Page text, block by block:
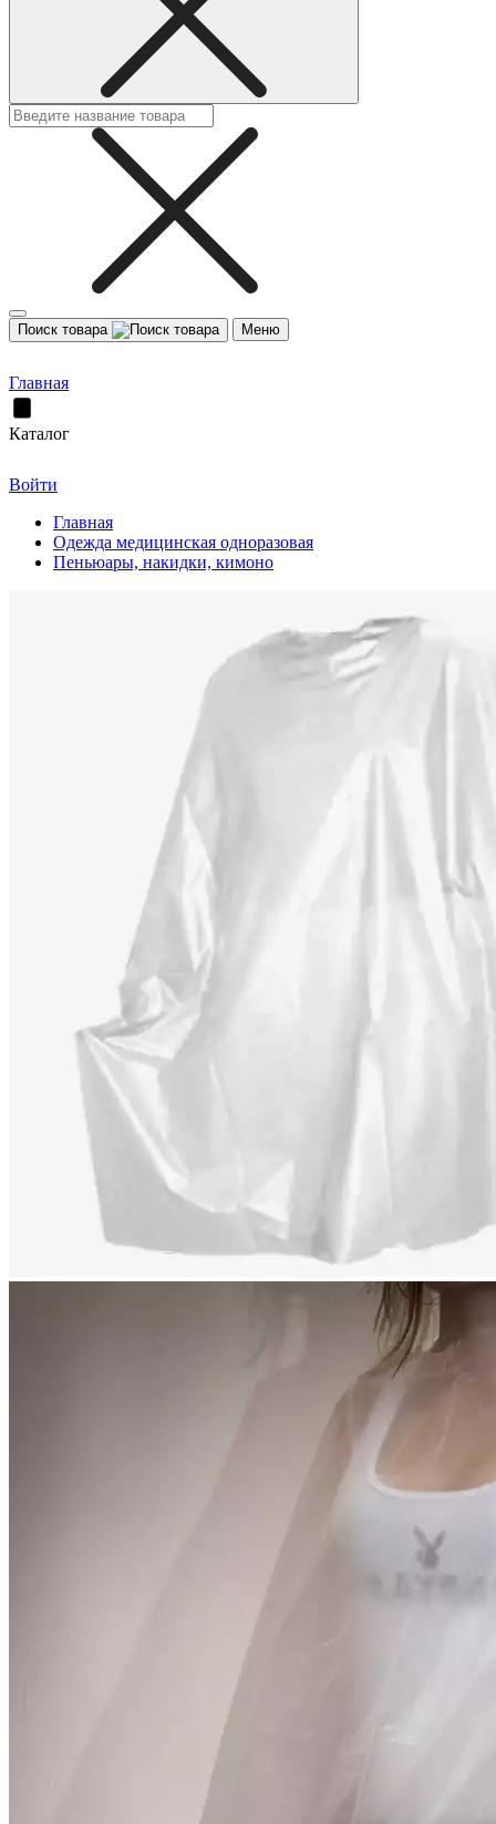
Поиск товара Меню
Главная
Каталог
Войти
Главная
Одежда медицинская одноразовая
Пеньюары, накидки, кимоно